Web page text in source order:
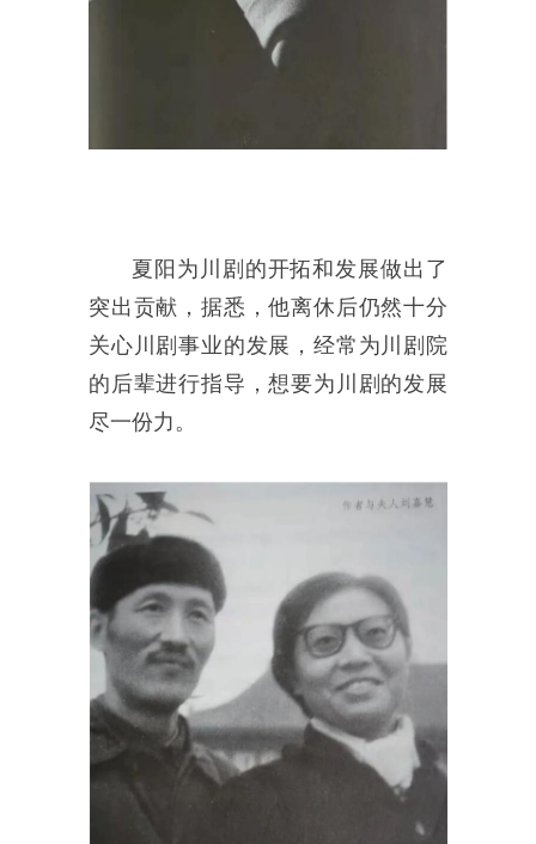
夏阳为川剧的开拓和发展做出了
突出贡献，据悉，他离休后仍然十分
关心川剧事业的发展，经常为川剧院
的后辈进行指导，想要为川剧的发展
尽一份力。